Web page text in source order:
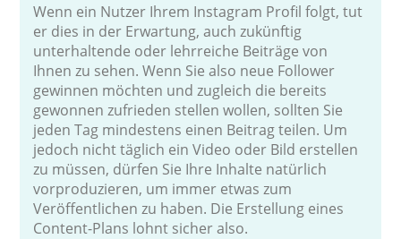
Wenn ein Nutzer Ihrem Instagram Profil folgt, tut
er dies in der Erwartung, auch zukünftig
unterhaltende oder lehrreiche Beiträge von
Ihnen zu sehen. Wenn Sie also neue Follower
gewinnen möchten und zugleich die bereits
gewonnen zufrieden stellen wollen, sollten Sie
jeden Tag mindestens einen Beitrag teilen. Um
jedoch nicht täglich ein Video oder Bild erstellen
zu müssen, dürfen Sie Ihre Inhalte natürlich
vorproduzieren, um immer etwas zum
Veröffentlichen zu haben. Die Erstellung eines
Content-Plans lohnt sicher also.